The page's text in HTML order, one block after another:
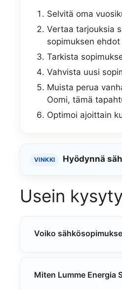
Selvitä oma
Vertaa tarjouksia
sopimuksen
Tarkista
Vahvista uusi
Muista perua
Oomi, tämä
Optimoi ajoittain
VINKKI Hyödynnä
Usein
Voiko
Miten Lumme Energia